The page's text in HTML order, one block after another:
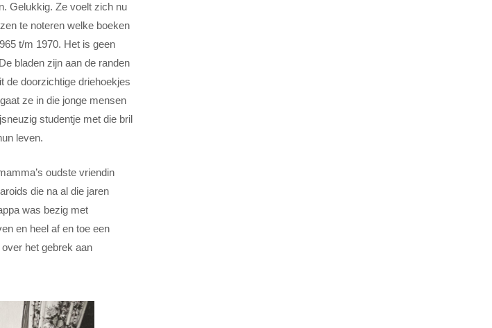
Gelukkig. Ze voelt zich nu
te noteren welke boeken
t/m 1970. Het is geen
bladen zijn aan de randen
de doorzichtige driehoekjes
ze in die jonge mensen
studentje met die bril
leven.
oudste vriendin
die na al die jaren
was bezig met
en heel af en toe een
het gebrek aan